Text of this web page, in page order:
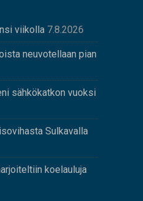
viikolla 7.8.2026
neuvotellaan pian
sähkökatkon vuoksi
Sulkavalla
koelauluja